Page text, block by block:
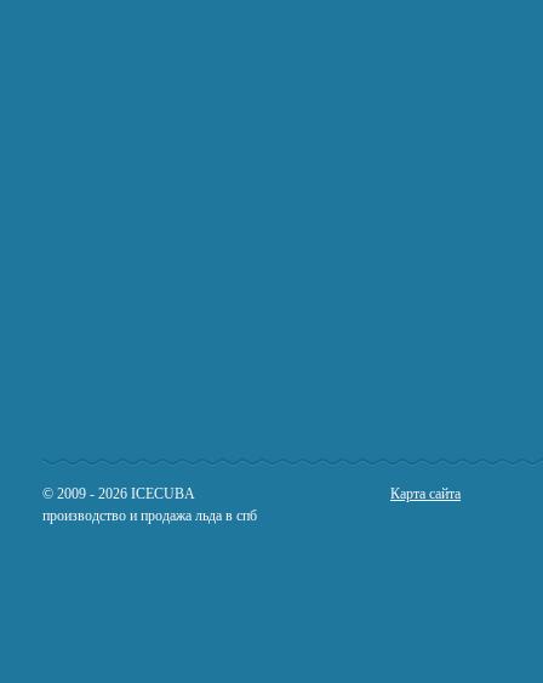
© 2009 - 2026 IСECUBA
производство и продажа льда в спб
Карта сайта